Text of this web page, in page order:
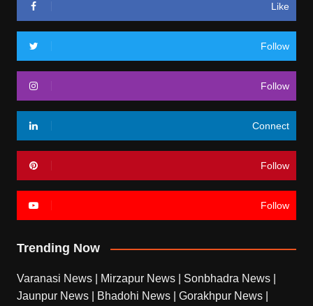
Like
Follow
Follow
Connect
Follow
Follow
Trending Now
Varanasi News Mirzapur News Sonbhadra News
Jaunpur News
Bhadohi News Gorakhpur News